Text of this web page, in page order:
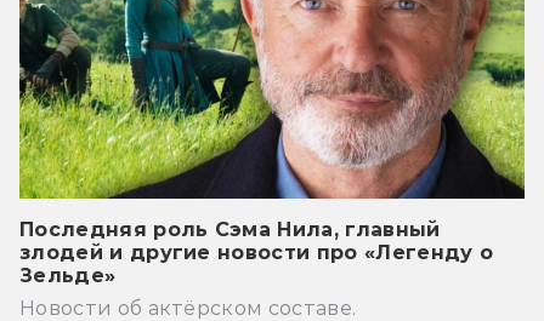
Последняя роль Сэма Нила, главный
злодей и другие новости про «Легенду о
Зельде»
Новости об актёрском составе.